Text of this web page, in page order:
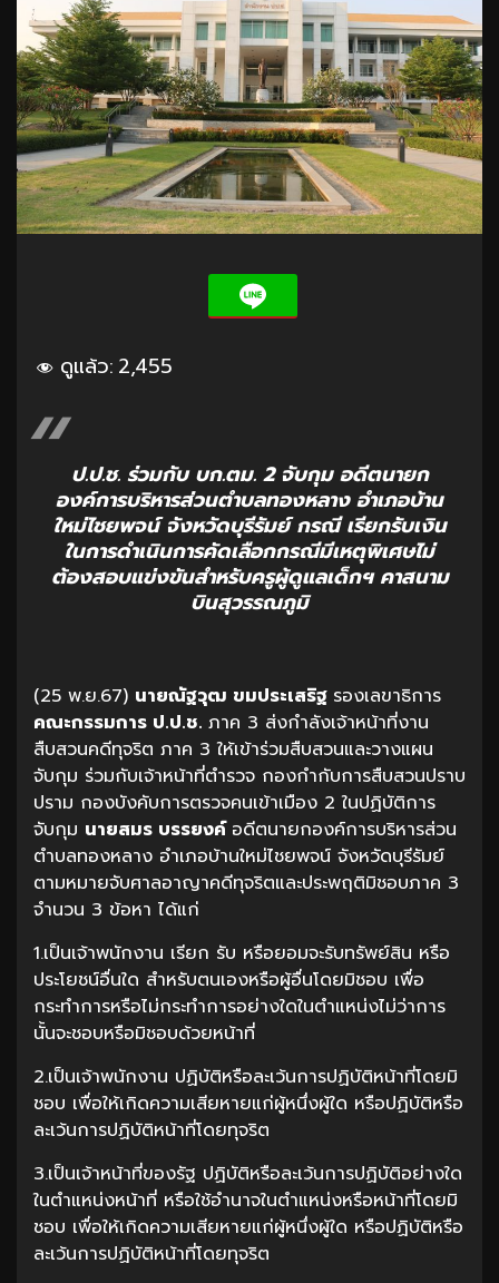
ดูแล้ว: 2,455
ป.ป.ช. ร่วมกับ บก.ตม. 2 จับกุม อดีตนายก
องค์การบริหารส่วนตำบลทองหลาง อำเภอบ้าน
ใหม่ไชยพจน์ จังหวัดบุรีรัมย์ กรณี เรียกรับเงิน
ในการดำเนินการคัดเลือกกรณีมีเหตุพิเศษไม่
ต้องสอบแข่งขันสำหรับครูผู้ดูแลเด็กฯ คาสนาม
บินสุวรรณภูมิ
(25 พ.ย.67) นายณัฐวุฒ ขมประเสริฐ รองเลขาธิการ
คณะกรรมการ ป.ป.ช. ภาค 3 ส่งกำลังเจ้าหน้าที่งาน
สืบสวนคดีทุจริต ภาค 3 ให้เข้าร่วมสืบสวนและวางแผน
จับกุม ร่วมกับเจ้าหน้าที่ตำรวจ กองกำกับการสืบสวนปราบ
ปราม กองบังคับการตรวจคนเข้าเมือง 2 ในปฏิบัติการ
จับกุม นายสมร บรรยงค์ อดีตนายกองค์การบริหารส่วน
ตำบลทองหลาง อำเภอบ้านใหม่ไชยพจน์ จังหวัดบุรีรัมย์
ตามหมายจับศาลอาญาคดีทุจริตและประพฤติมิชอบภาค 3
จำนวน 3 ข้อหา ได้แก่
1.เป็นเจ้าพนักงาน เรียก รับ หรือยอมจะรับทรัพย์สิน หรือ
ประโยชน์อื่นใด สำหรับตนเองหรือผู้อื่นโดยมิชอบ เพื่อ
กระทำการหรือไม่กระทำการอย่างใดในตำแหน่งไม่ว่าการ
นั้นจะชอบหรือมิชอบด้วยหน้าที่
2.เป็นเจ้าพนักงาน ปฏิบัติหรือละเว้นการปฏิบัติหน้าที่โดยมิ
ชอบ เพื่อให้เกิดความเสียหายแก่ผู้หนึ่งผู้ใด หรือปฏิบัติหรือ
ละเว้นการปฏิบัติหน้าที่โดยทุจริต
3.เป็นเจ้าหน้าที่ของรัฐ ปฏิบัติหรือละเว้นการปฏิบัติอย่างใด
ในตำแหน่งหน้าที่ หรือใช้อำนาจในตำแหน่งหรือหน้าที่โดยมิ
ชอบ เพื่อให้เกิดความเสียหายแก่ผู้หนึ่งผู้ใด หรือปฏิบัติหรือ
ละเว้นการปฏิบัติหน้าที่โดยทุจริต